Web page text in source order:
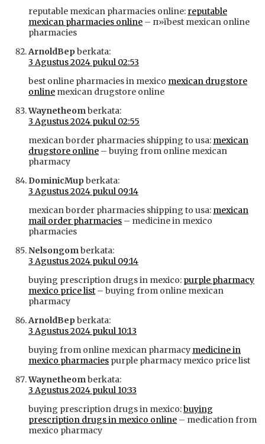
reputable mexican pharmacies online: reputable
mexican pharmacies online – п»їbest mexican online
pharmacies
ArnoldBepberkata:
3 Agustus 2024 pukul 02:53
best online pharmacies in mexico mexican drugstore
online mexican drugstore online
Waynetheomberkata:
3 Agustus 2024 pukul 02:55
mexican border pharmacies shipping to usa: mexican
drugstore online – buying from online mexican
pharmacy
DominicMupberkata:
3 Agustus 2024 pukul 09:14
mexican border pharmacies shipping to usa: mexican
mail order pharmacies – medicine in mexico
pharmacies
Nelsongomberkata:
3 Agustus 2024 pukul 09:14
buying prescription drugs in mexico: purple pharmacy
mexico price list – buying from online mexican
pharmacy
ArnoldBepberkata:
3 Agustus 2024 pukul 10:13
buying from online mexican pharmacy medicine in
mexico pharmacies purple pharmacy mexico price list
Waynetheomberkata:
3 Agustus 2024 pukul 10:33
buying prescription drugs in mexico:buying
prescription drugs in mexico online – medication from
mexico pharmacy